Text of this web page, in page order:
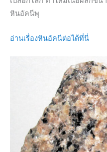
หินอัคนีพุ
อ่านเรื่องหินอัคนีต่อได้ที่นี่